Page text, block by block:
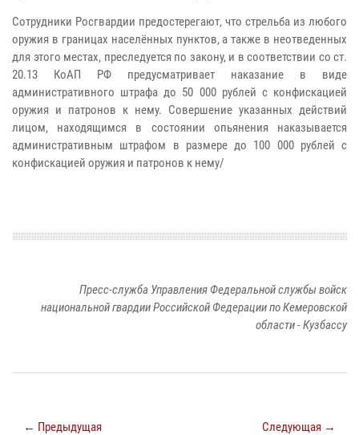
Сотрудники Росгвардии предостерегают, что стрельба из любого
оружия в границах населённых пунктов, а также в неотведенных
для этого местах, преследуется по закону, и в соответствии со ст.
20.13 КоАП РФ предусматривает наказание в виде
административного штрафа до 50 000 рублей с конфискацией
оружия и патронов к нему. Совершение указанных действий
лицом, находящимся в состоянии опьянения наказывается
административным штрафом в размере до 100 000 рублей с
конфискацией оружия и патронов к нему/
Пресс-служба Управления Федеральной службы войск
национальной гвардии Российской Федерации по Кемеровской
области - Кузбассу
← Предыдущая Следующая →